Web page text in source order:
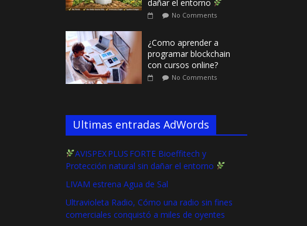
dañar el entorno
No Comments
¿Como aprender a
programar blockchain
con cursos online?
No Comments
Ultimas entradas AdWords
AVISPEX PLUS FORTE Bioeffitech y
Protección natural sin dañar el entorno
LIVAM estrena Agua de Sal
Ultravioleta Radio, Cómo una radio sin fines
comerciales conquistó a miles de oyentes